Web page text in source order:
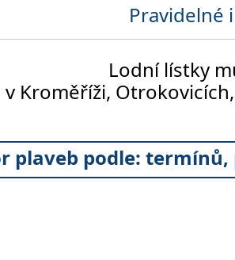
Pravidelné
Lodní lístky
v Kroměříži,
plaveb podle: